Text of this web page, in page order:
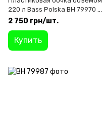
220 л Bass Polska BH 79970 с
колесами и краном,
мусора «2 в 1» для дома и
сада
2 750 грн/шт.
Купить